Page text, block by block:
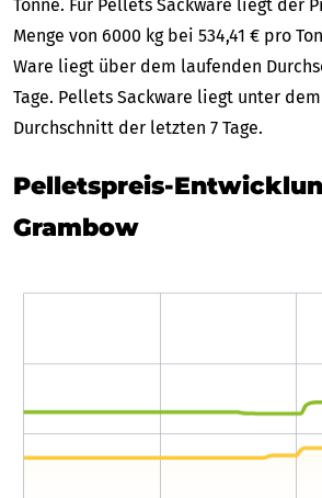
Tonne. Für Pellets Sackware liegt der
Menge von 6000 kg bei 534,41 € pro
Ware liegt über dem laufenden
Tage. Pellets Sackware liegt unter
Durchschnitt der letzten 7 Tage.
Pelletspreis-
Grambow